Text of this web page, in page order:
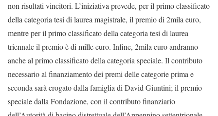
non risultati vincitori. L’iniziativa prevede, per il primo classificato
della categoria tesi di laurea magistrale, il premio di 2mila euro,
mentre per il primo classificato della categoria tesi di laurea
triennale il premio è di mille euro. Infine, 2mila euro andranno
anche al primo classificato della categoria speciale. Il contributo
necessario al finanziamento dei premi delle categorie prima e
seconda sarà erogato dalla famiglia di David Giuntini; il premio
speciale dalla Fondazione, con il contributo finanziario